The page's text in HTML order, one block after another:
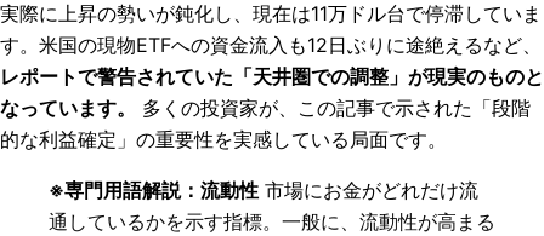
実際に上昇の勢いが鈍化し、現在は11万ドル台で停滞していま
す。米国の現物ETFへの資金流入も12日ぶりに途絶えるなど、
レポートで警告されていた「天井圏での調整」が現実のものと
なっています。
多くの投資家が、この記事で示された「段階
的な利益確定」の重要性を実感している局面です。
※専門用語解説：流動性 市場にお金がどれだけ流
通しているかを示す指標。一般に、流動性が高まる